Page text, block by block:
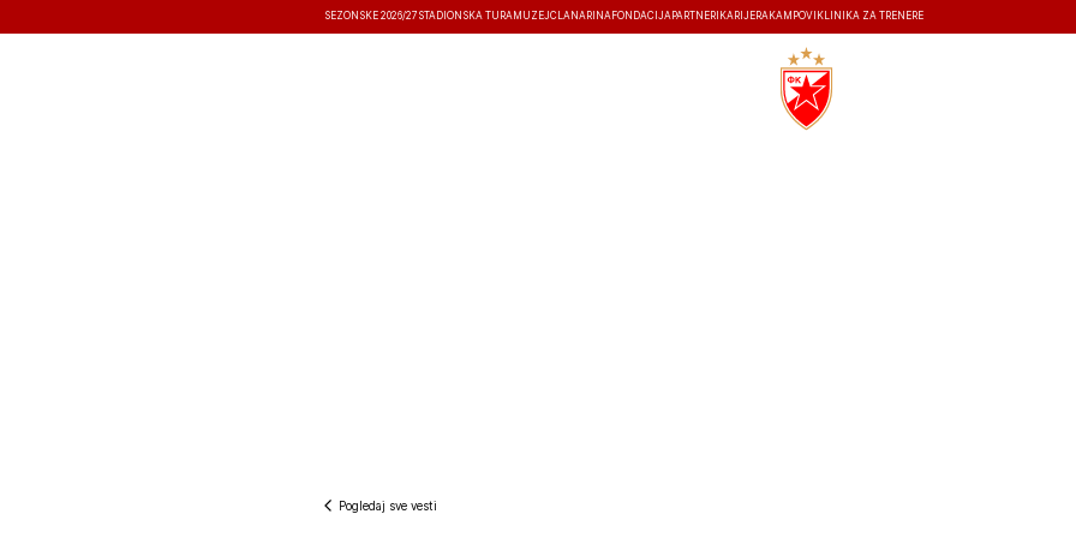
SEZONSKE 2026/27 STADIONSKA TURA MUZEJČLANARINA FONDACIJA PARTNERI KARIJERA KAMPOVI KLINIKA ZA TRENERE
Pogledaj sve vesti